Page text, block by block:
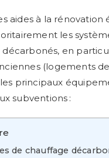
aides à la rénovation
les
en
(logements
les principaux
subventions :
de chauffage